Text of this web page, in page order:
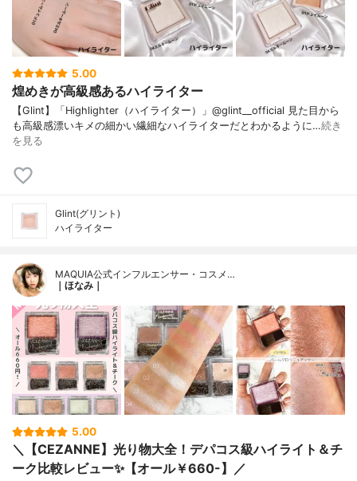
5.00
煌めきが高級感あるハイライター
【Glint】「Highlighter（ハイライター）」@glint__official 見た目から
も高級感漂いキメの細かい繊細なハイライターだとわかるように…続き
を見る
Glint(グリント)
ハイライター
MAQUIA公式インフルエンサー・コスメ…
｜ほなみ｜
5.00
＼【CEZANNE】光り物大全！デパコス級ハイライト＆チ
ーク比較レビュー✨【オール￥660-】／